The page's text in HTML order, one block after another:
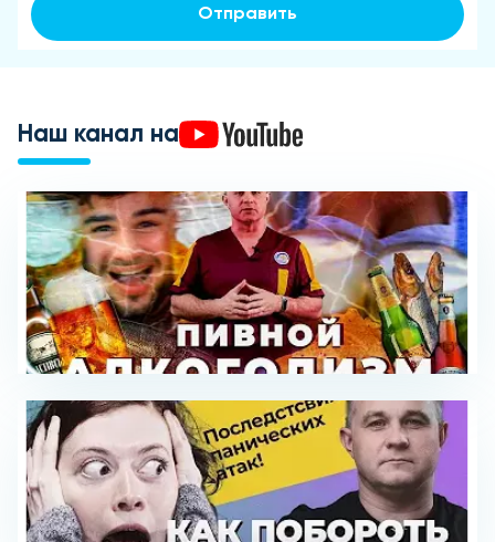
Отправить
Наш канал на